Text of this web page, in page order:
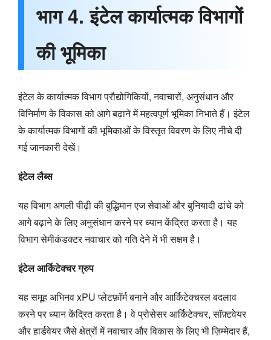
भाग 4. इंटेल कार्यात्मक विभागों
की भूमिका
इंटेल के कार्यात्मक विभाग प्रौद्योगिकियों, नवाचारों, अनुसंधान और
विनिर्माण के विकास को आगे बढ़ाने में महत्वपूर्ण भूमिका निभाते हैं। इंटेल
के कार्यात्मक विभागों की भूमिकाओं के विस्तृत विवरण के लिए नीचे दी
गई जानकारी देखें।
इंटेल लैब्स
यह विभाग अगली पीढ़ी की बुद्धिमान एज सेवाओं और बुनियादी ढांचे को
आगे बढ़ाने के लिए अनुसंधान करने पर ध्यान केंद्रित करता है। यह
विभाग सेमीकंडक्टर नवाचार को गति देने में भी सक्षम है।
इंटेल आर्किटेक्चर ग्रुप
यह समूह अभिनव xPU प्लेटफ़ॉर्म बनाने और आर्किटेक्चरल बदलाव
करने पर ध्यान केंद्रित करता है। वे प्रोसेसर आर्किटेक्चर, सॉफ़्टवेयर
और हार्डवेयर जैसे क्षेत्रों में नवाचार और विकास के लिए भी ज़िम्मेदार हैं,